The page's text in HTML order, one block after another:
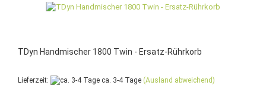
TDyn Handmischer 1800 Twin - Ersatz-Rührkorb
Lieferzeit: ca. 3-4 Tage (Ausland abweichend)